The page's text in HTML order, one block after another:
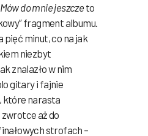
Mów do mnie jeszcze to
fragment albumu.
pięć minut, co na jak
niezbyt
znalazło w nim
gitary i fajnie
które narasta
aż do
strofach –